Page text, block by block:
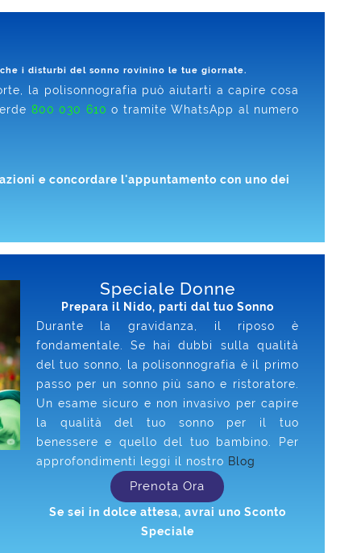
i disturbi del sonno rovinino le tue giornate.
la polisonnografia può aiutarti a capire cosa
800 030 610 o tramite WhatsApp al numero
e concordare l'appuntamento con uno dei
Speciale Donne
Prepara il Nido, parti dal tuo Sonno
Durante la gravidanza, il riposo è
fondamentale. Se hai dubbi sulla qualità
del tuo sonno, la polisonnografia è il primo
passo per un sonno più sano e ristoratore.
Un esame sicuro e non invasivo per capire
la qualità del tuo sonno per il tuo
benessere e quello del tuo bambino. Per
approfondimenti leggi il nostro Blog
Prenota Ora
Se sei in dolce attesa, avrai uno Sconto
Speciale